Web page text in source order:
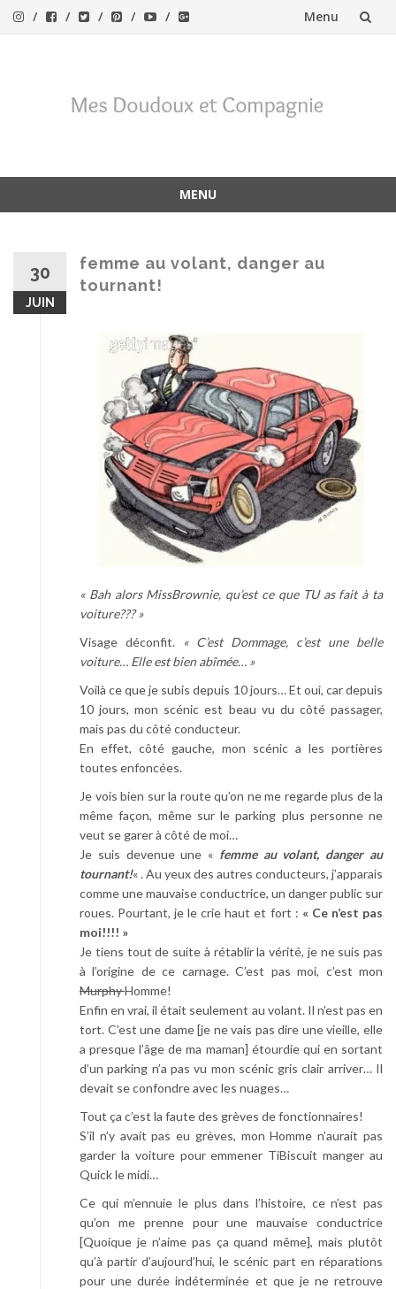
Menu
MENU
30
JUIN
femme au volant, danger au
tournant!
« Bah alors MissBrownie, qu’est ce que TU as fait à ta
voiture??? »
Visage déconfit.
« C’est Dommage, c’est une belle
voiture… Elle est bien abîmée… »
Voilà ce que je subis depuis 10 jours… Et oui, car depuis
10 jours, mon scénic est beau vu du côté passager,
mais pas du côté conducteur.
En effet, côté gauche, mon scénic a les portières
toutes enfoncées.
Je vois bien sur la route qu’on ne me regarde plus de la
même façon, même sur le parking plus personne ne
veut se garer à côté de moi…
Je suis devenue une « femme au volant, danger au
tournant!« . Au yeux des autres conducteurs, j’apparais
comme une mauvaise conductrice, un danger public sur
roues. Pourtant, je le crie haut et fort : « Ce n’est pas
moi!!!! »
Je tiens tout de suite à rétablir la vérité, je ne suis pas
à l’origine de ce carnage. C’est pas moi, c’est mon
MurphyHomme!
Enfin en vrai, il était seulement au volant. Il n’est pas en
tort. C’est une dame [je ne vais pas dire une vieille, elle
a presque l’âge de ma maman] étourdie qui en sortant
d’un parking n’a pas vu mon scénic gris clair arriver… Il
devait se confondre avec les nuages…
Tout ça c’est la faute des grèves de fonctionnaires!
S’il n’y avait pas eu grèves, mon Homme n’aurait pas
garder la voiture pour emmener TiBiscuit manger au
Quick le midi…
Ce qui m’ennuie le plus dans l’histoire, ce n’est pas
qu’on me prenne pour une mauvaise conductrice
[Quoique je n’aime pas ça quand même], mais plutôt
qu’à partir d’aujourd’hui, le scénic part en réparations
pour une durée indéterminée et que je ne retrouve